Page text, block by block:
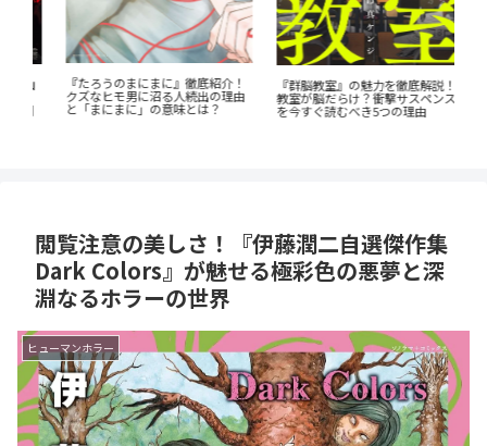
『群脳教室』の魅力を徹底解説！
教室が脳だらけ？衝撃サスペンス
を今すぐ読むべき5つの理由
『恋する天使は罪深い』徹底ガイ
ド！堕天寸前の問題児たちの、禁
欲ラブコメが罪深すぎる
閲覧注意の美しさ！『伊藤潤二自選傑作集
Dark Colors』が魅せる極彩色の悪夢と深
淵なるホラーの世界
ヒューマンホラー